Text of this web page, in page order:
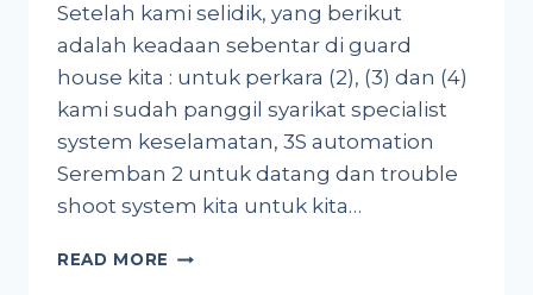
Setelah kami selidik, yang berikut
adalah keadaan sebentar di guard
house kita : untuk perkara (2), (3) dan (4)
kami sudah panggil syarikat specialist
system keselamatan, 3S automation
Seremban 2 untuk datang dan trouble
shoot system kita untuk kita…
READ MORE MAKLUMAN